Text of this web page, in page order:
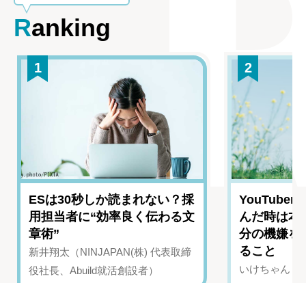
Ranking
1
ESは30秒しか読まれない？採
用担当者に“効率良く伝わる文
章術”
新井翔太（NINJAPAN(株) 代表取締
役社長、Abuild就活創設者）
2
YouTuber
んだ時は
分の機嫌を
ること
いけちゃん（